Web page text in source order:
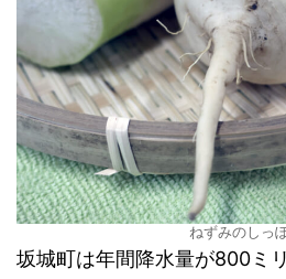
ねずみのしっ
坂城町は年間降水量が800ミ